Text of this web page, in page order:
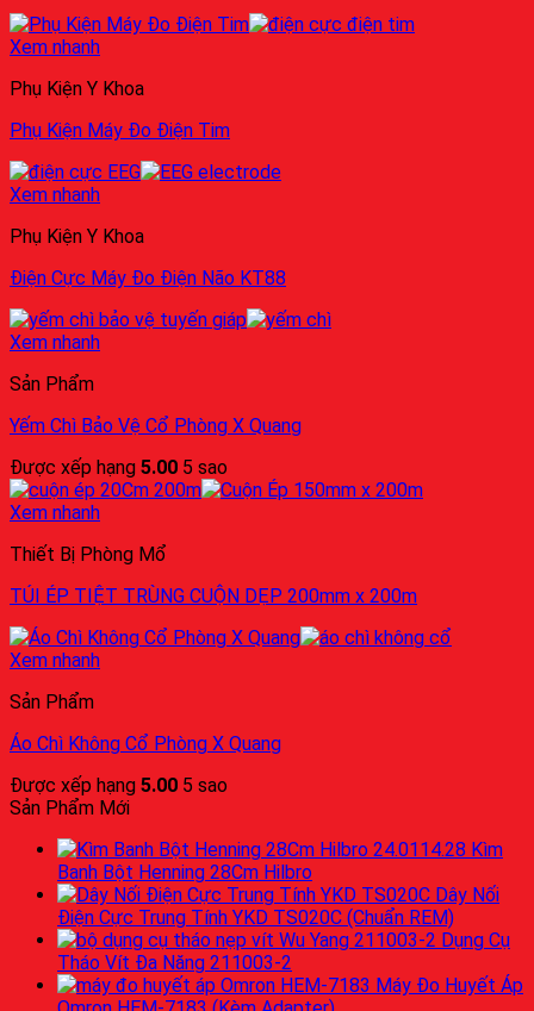
Xem nhanh
Phụ Kiện Y Khoa
Phụ Kiện Máy Đo Điện Tim
Xem nhanh
Phụ Kiện Y Khoa
Điện Cực Máy Đo Điện Não KT88
Xem nhanh
Sản Phẩm
Yếm Chì Bảo Vệ Cổ Phòng X Quang
Được xếp hạng 5.00 5 sao
Xem nhanh
Thiết Bị Phòng Mổ
TÚI ÉP TIỆT TRÙNG CUỘN DẸP 200mm x 200m
Xem nhanh
Sản Phẩm
Áo Chì Không Cổ Phòng X Quang
Được xếp hạng 5.00 5 sao
Sản Phẩm Mới
Kìm
Banh Bột Henning 28Cm Hilbro
Dây Nối
Điện Cực Trung Tính YKD TS020C (Chuẩn REM)
Dụng Cụ
Tháo Vít Đa Năng 211003-2
Máy Đo Huyết Áp